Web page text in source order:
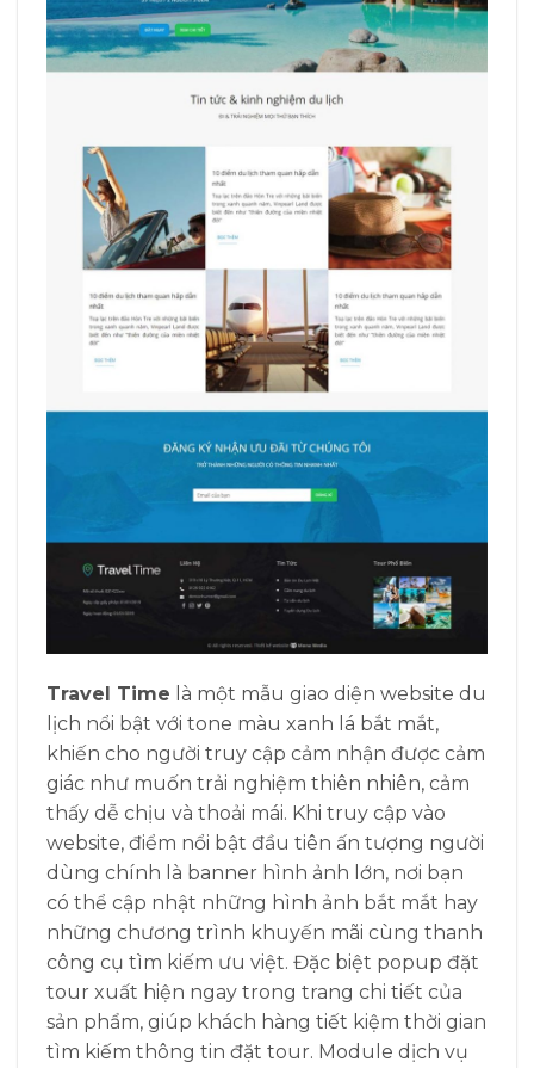
Travel Time là một mẫu giao diện website du
lịch nổi bật với tone màu xanh lá bắt mắt,
khiến cho người truy cập cảm nhận được cảm
giác như muốn trải nghiệm thiên nhiên, cảm
thấy dễ chịu và thoải mái. Khi truy cập vào
website, điểm nổi bật đầu tiên ấn tượng người
dùng chính là banner hình ảnh lớn, nơi bạn
có thể cập nhật những hình ảnh bắt mắt hay
những chương trình khuyến mãi cùng thanh
công cụ tìm kiếm ưu việt. Đặc biệt popup đặt
tour xuất hiện ngay trong trang chi tiết của
sản phẩm, giúp khách hàng tiết kiệm thời gian
tìm kiếm thông tin đặt tour. Module dịch vụ